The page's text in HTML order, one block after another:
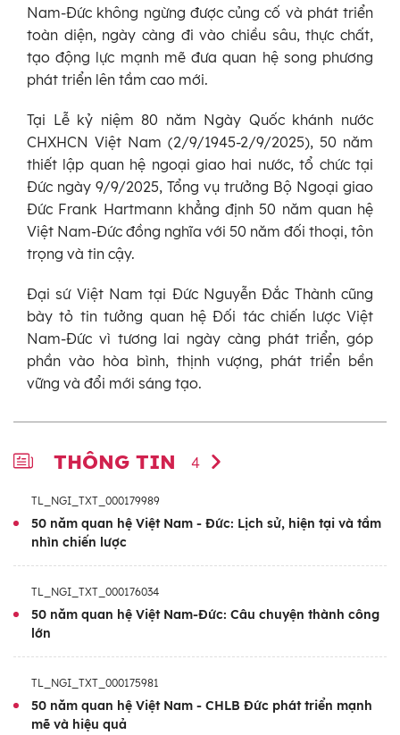
Nam-Đức không ngừng được củng cố và phát triển
toàn diện, ngày càng đi vào chiều sâu, thực chất,
tạo động lực mạnh mẽ đưa quan hệ song phương
phát triển lên tầm cao mới.
Tại Lễ kỷ niệm 80 năm Ngày Quốc khánh nước
CHXHCN Việt Nam (2/9/1945-2/9/2025), 50 năm
thiết lập quan hệ ngoại giao hai nước, tổ chức tại
Đức ngày 9/9/2025, Tổng vụ trưởng Bộ Ngoại giao
Đức Frank Hartmann khẳng định 50 năm quan hệ
Việt Nam-Đức đồng nghĩa với 50 năm đối thoại, tôn
trọng và tin cậy.
Đại sứ Việt Nam tại Đức Nguyễn Đắc Thành cũng
bày tỏ tin tưởng quan hệ Đối tác chiến lược Việt
Nam-Đức vì tương lai ngày càng phát triển, góp
phần vào hòa bình, thịnh vượng, phát triển bền
vững và đổi mới sáng tạo.
THÔNG TIN 4
TL_NGI_TXT_000179989
50 năm quan hệ Việt Nam - Đức: Lịch sử, hiện tại và tầm
nhìn chiến lược
TL_NGI_TXT_000176034
50 năm quan hệ Việt Nam-Đức: Câu chuyện thành công
lớn
TL_NGI_TXT_000175981
50 năm quan hệ Việt Nam - CHLB Đức phát triển mạnh
mẽ và hiệu quả